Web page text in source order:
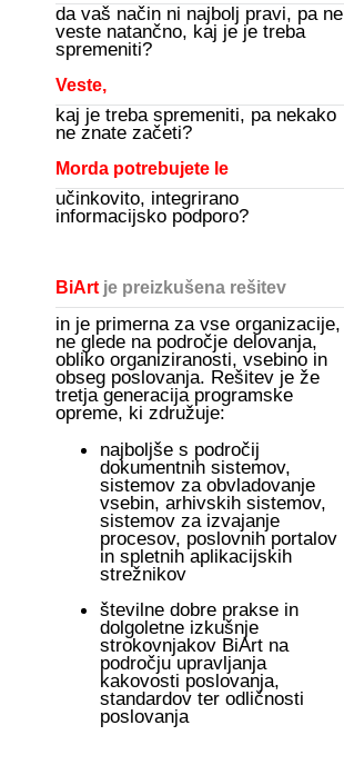
da vaš način ni najbolj pravi, pa ne
veste natančno, kaj je je treba
spremeniti?
Veste,
kaj je treba spremeniti, pa nekako
ne znate začeti?
Morda potrebujete le
učinkovito, integrirano
informacijsko podporo?
BiArt je preizkušena rešitev
in je primerna za vse organizacije,
ne glede na področje delovanja,
obliko organiziranosti, vsebino in
obseg poslovanja. Rešitev je že
tretja generacija programske
opreme, ki združuje:
najboljše s področij
dokumentnih sistemov,
sistemov za obvladovanje
vsebin, arhivskih sistemov,
sistemov za izvajanje
procesov, poslovnih portalov
in spletnih aplikacijskih
strežnikov
številne dobre prakse in
dolgoletne izkušnje
strokovnjakov BiArt na
področju upravljanja
kakovosti poslovanja,
standardov ter odličnosti
poslovanja